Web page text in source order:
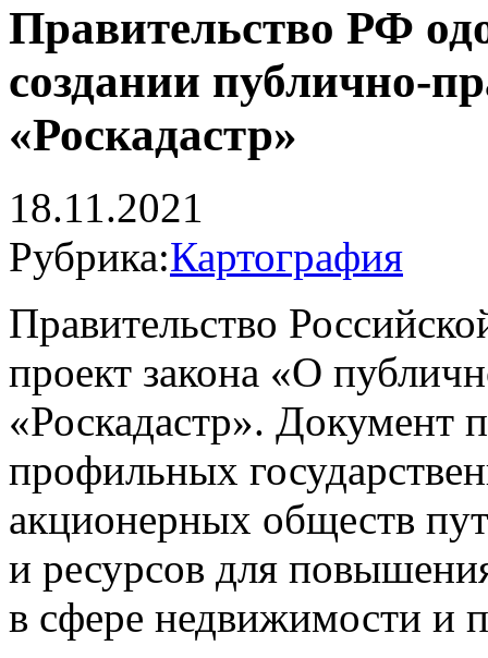
Правительство РФ
создании публично-
«Роскадастр»
18.11.2021
Рубрика:Картография
Правительство
проект закона «О
«Роскадастр». Документ
профильных
акционерных обществ
и ресурсов для
в сфере недвижимости и